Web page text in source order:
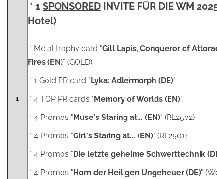
1
* 1 SPONSORED INVITE FÜR DIE WM
Hotel)
* Metal trophy card "Gill Lapis, Conqueror of
Fires (EN)" (GOLD)
* 1 Gold PR card " Lyka: Adlermorph (DE)"
* 4 TOP PR cards " Memory of Worlds (EN)"
* 4 Promos " Muse's Staring at... (EN)" (RL2502)
* 4 Promos "Girl's Staring at... (EN)" (RL2501)
* 4 Promos " Die letzte geheime Schwerttechnik
* 4 Promos " Horn der Heiligen Ungeheuer (DE)"